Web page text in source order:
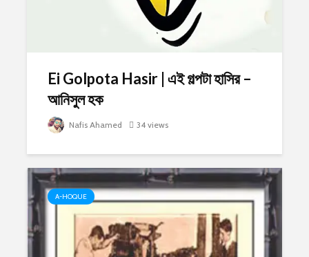
Ei Golpota Hasir | এই গল্পটা হাসির –
আনিসুল হক
Nafis Ahamed 34 views
A-HOQUE